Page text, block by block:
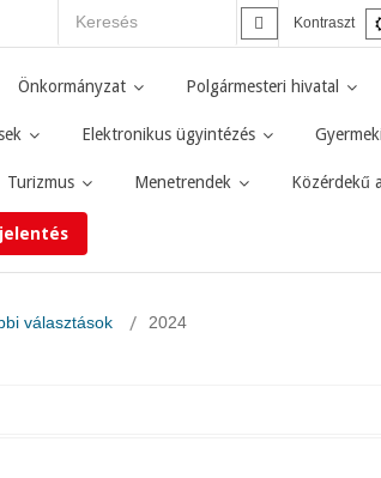
Kontraszt
Önkormányzat Polgármesteri hivatal
Elektronikus ügyintézés
Turizmus Menetrendek Közérdekű
választások 2024